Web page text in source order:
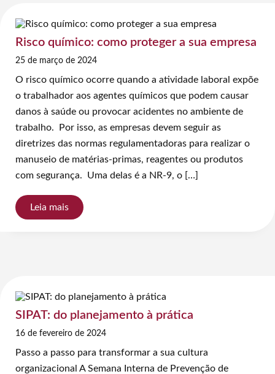
Risco químico: como proteger a sua empresa
25 de março de 2024
O risco químico ocorre quando a atividade laboral expõe
o trabalhador aos agentes químicos que podem causar
danos à saúde ou provocar acidentes no ambiente de
trabalho. Por isso, as empresas devem seguir as
diretrizes das normas regulamentadoras para realizar o
manuseio de matérias-primas, reagentes ou produtos
com segurança. Uma delas é a NR-9, o […]
Leia mais
SIPAT: do planejamento à prática
16 de fevereiro de 2024
Passo a passo para transformar a sua cultura
organizacional A Semana Interna de Prevenção de